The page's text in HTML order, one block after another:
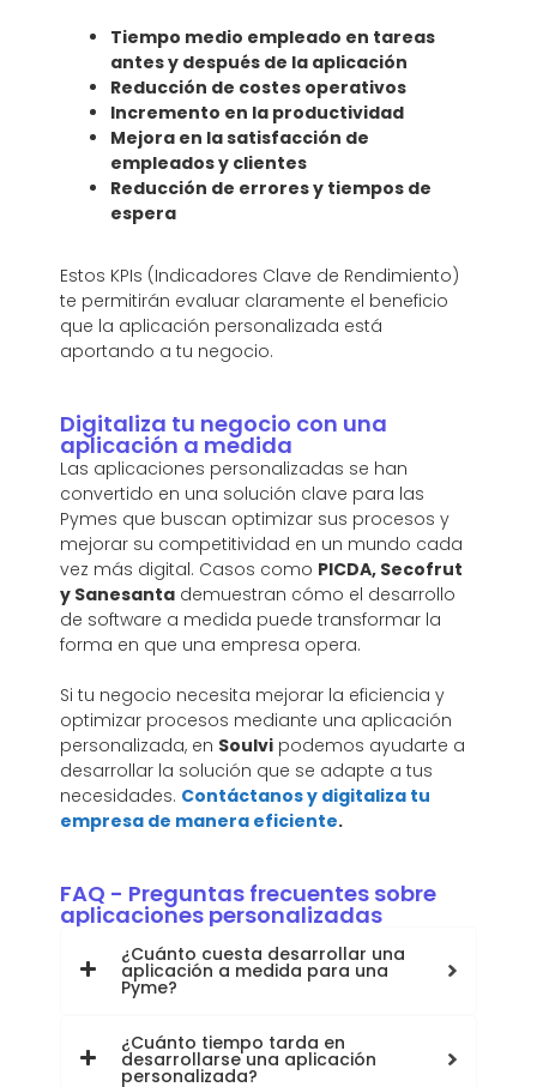
Tiempo medio empleado en tareas
antes y después de la aplicación
Reducción de costes operativos
Incremento en la productividad
Mejora en la satisfacción de
empleados y clientes
Reducción de errores y tiempos de
espera
Estos KPIs (Indicadores Clave de Rendimiento)
te permitirán evaluar claramente el beneficio
que la aplicación personalizada está
aportando a tu negocio.
Digitaliza tu negocio con una
aplicación a medida
Las aplicaciones personalizadas se han
convertido en una solución clave para las
Pymes que buscan optimizar sus procesos y
mejorar su competitividad en un mundo cada
vez más digital. Casos como PICDA, Secofrut
y Sanesanta demuestran cómo el desarrollo
de software a medida puede transformar la
forma en que una empresa opera.
Si tu negocio necesita mejorar la eficiencia y
optimizar procesos mediante una aplicación
personalizada, en Soulvi podemos ayudarte a
desarrollar la solución que se adapte a tus
necesidades. Contáctanos y digitaliza tu
empresa de manera eficiente.
FAQ - Preguntas frecuentes sobre
aplicaciones personalizadas
¿Cuánto cuesta desarrollar una
aplicación a medida para una
Pyme?
¿Cuánto tiempo tarda en
desarrollarse una aplicación
personalizada?